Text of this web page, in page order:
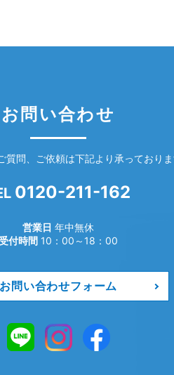
お問い合わせ
質問、ご依頼は下記より承っておりま
0120-211-162
営業日 年中無休
付時間 10：00～18：00
お問い合わせフォーム